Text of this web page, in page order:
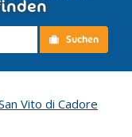
Suchen
Vito di Cadore